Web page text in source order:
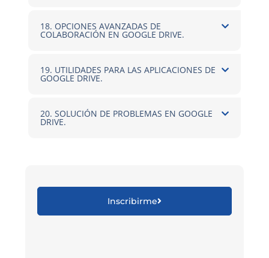
18. OPCIONES AVANZADAS DE
COLABORACIÓN EN GOOGLE DRIVE.
19. UTILIDADES PARA LAS APLICACIONES DE
GOOGLE DRIVE.
20. SOLUCIÓN DE PROBLEMAS EN GOOGLE
DRIVE.
Inscribirme